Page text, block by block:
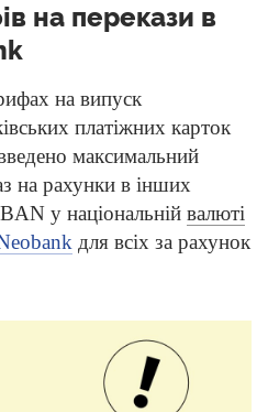
на перекази в
на випуск
платіжних карток
максимальний
на рахунки в інших
у національній валюті
для всіх за рахунок